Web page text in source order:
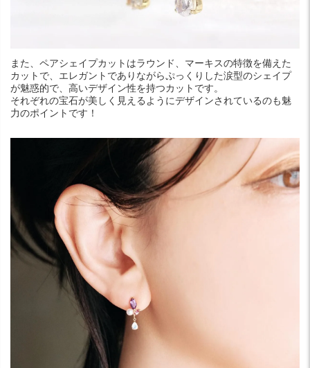
また、ペアシェイプカットはラウンド、マーキスの特徴を備えた
カットで、エレガントでありながらぷっくりした涙型のシェイプ
が魅惑的で、高いデザイン性を持つカットです。
それぞれの宝石が美しく見えるようにデザインされているのも魅
力のポイントです！